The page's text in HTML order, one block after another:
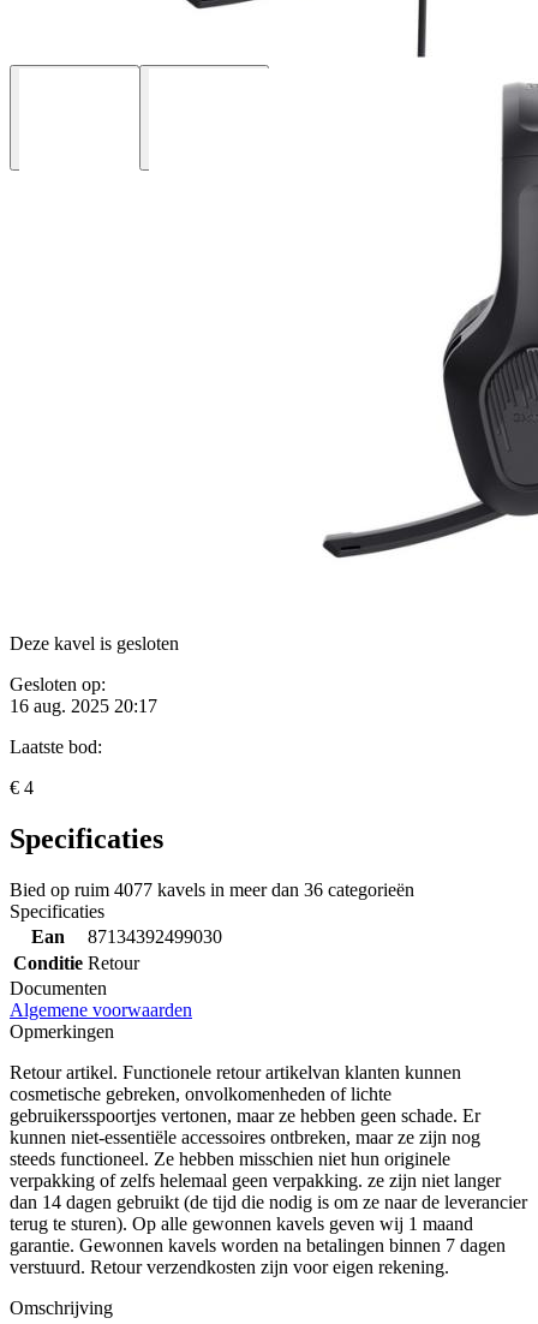
Deze kavel is gesloten
Gesloten op:
16 aug. 2025 20:17
Laatste bod:
€ 4
Specificaties
Bied op ruim 4077 kavels in meer dan 36 categorieën
Specificaties
Ean
87134392499030
Conditie Retour
Documenten
Algemene voorwaarden
Opmerkingen
Retour artikel. Functionele retour artikelvan klanten kunnen
cosmetische gebreken, onvolkomenheden of lichte
gebruikersspoortjes vertonen, maar ze hebben geen schade. Er
kunnen niet-essentiële accessoires ontbreken, maar ze zijn nog
steeds functioneel. Ze hebben misschien niet hun originele
verpakking of zelfs helemaal geen verpakking. ze zijn niet langer
dan 14 dagen gebruikt (de tijd die nodig is om ze naar de leverancier
terug te sturen). Op alle gewonnen kavels geven wij 1 maand
garantie. Gewonnen kavels worden na betalingen binnen 7 dagen
verstuurd. Retour verzendkosten zijn voor eigen rekening.
Omschrijving